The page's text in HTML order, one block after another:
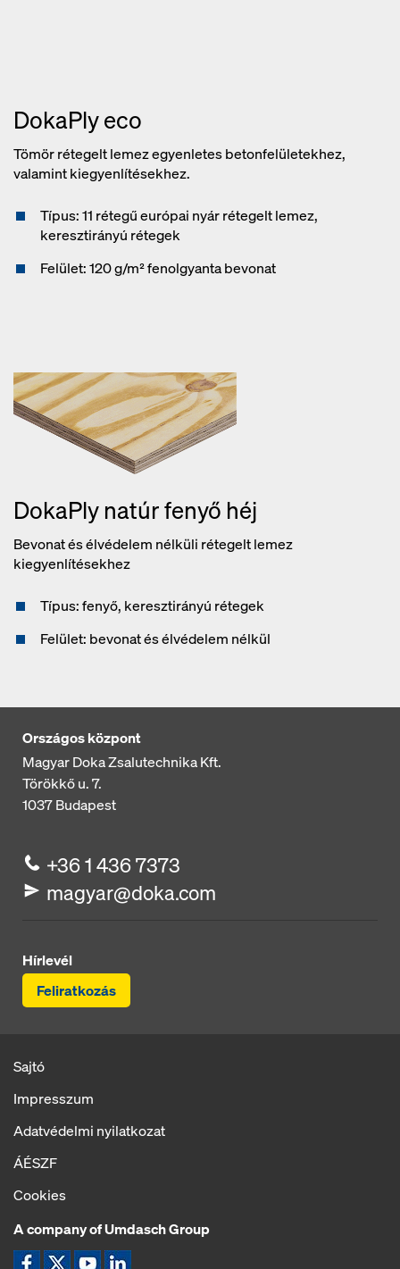
DokaPly eco
Tömör rétegelt lemez egyenletes betonfelületekhez,
valamint kiegyenlítésekhez.
Típus: 11 rétegű európai nyár rétegelt lemez,
keresztirányú rétegek
Felület: 120 g/m² fenolgyanta bevonat
DokaPly natúr fenyő héj
Bevonat és élvédelem nélküli rétegelt lemez
kiegyenlítésekhez
Típus: fenyő, keresztirányú rétegek
Felület: bevonat és élvédelem nélkül
Országos központ
Magyar Doka Zsalutechnika Kft.
Törökkő u. 7.
1037Budapest
+36 1 436 7373
magyar@doka.com
Hírlevél
Feliratkozás
Sajtó
Impresszum
Adatvédelmi nyilatkozat
ÁÉSZF
Cookies
A company of Umdasch Group
Ikon Facebook
Ikon XIkon YouTube
Ikon LinkedIn